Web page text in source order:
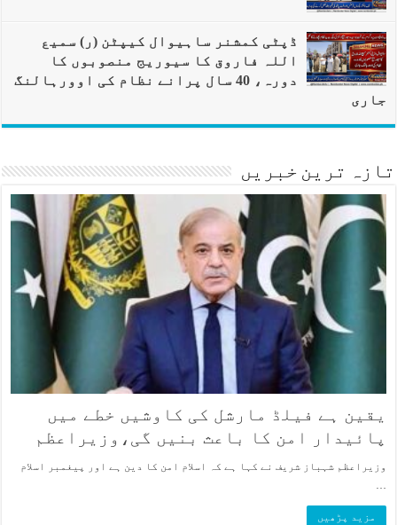
ڈپٹی کمشنر ساہیوال کیپٹن (ر) سمیع
اللہ فاروق کا سیوریج منصوبوں کا
دورہ، 40 سال پرانے نظام کی اوورہالنگ
جاری
تازہ ترین خبریں
یقین ہے فیلڈ مارشل کی کاوشیں خطے میں
پائیدار امن کا باعث بنیں گی،وزیراعظم
وزیراعظم شہباز شریف نے کہا ہے کہ اسلام امن کا دین ہے اور پیغمبر اسلام
…
مزید پڑھیں